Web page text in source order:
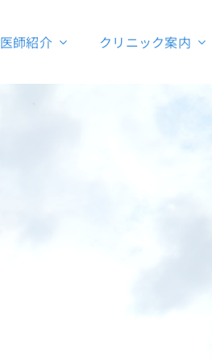
医師紹介 クリニック案内